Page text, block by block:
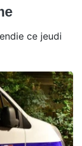
ce jeudi